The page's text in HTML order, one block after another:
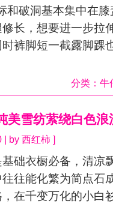
破洞基本集中在膝
长，想要进一步拉
裤脚短一截露脚踝
分类： 牛
美雪纺萦绕白色浪
| by 西红柿 ]
衣橱必备，清凉
往能化繁为简点石
在千变万化的小白